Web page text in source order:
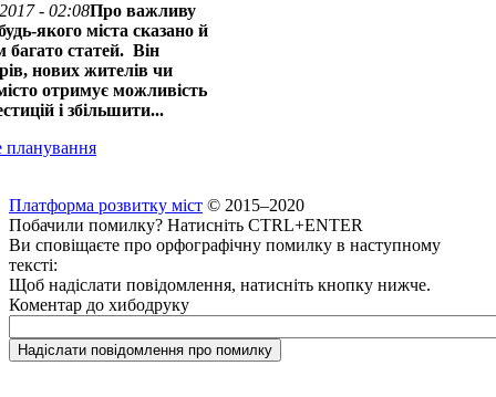
- 02:08Про важливу
якого міста сказано й
багато статей. Він
нових жителів чи
отримує можливість
і збільшити...
планування
Платформа розвитку міст © 2015–2020
Побачили помилку? Натисніть CTRL+ENTER
Ви сповіщаєте про орфографічну помилку в наступному
тексті:
Щоб надіслати повідомлення, натисніть кнопку нижче.
Коментар до хибодруку